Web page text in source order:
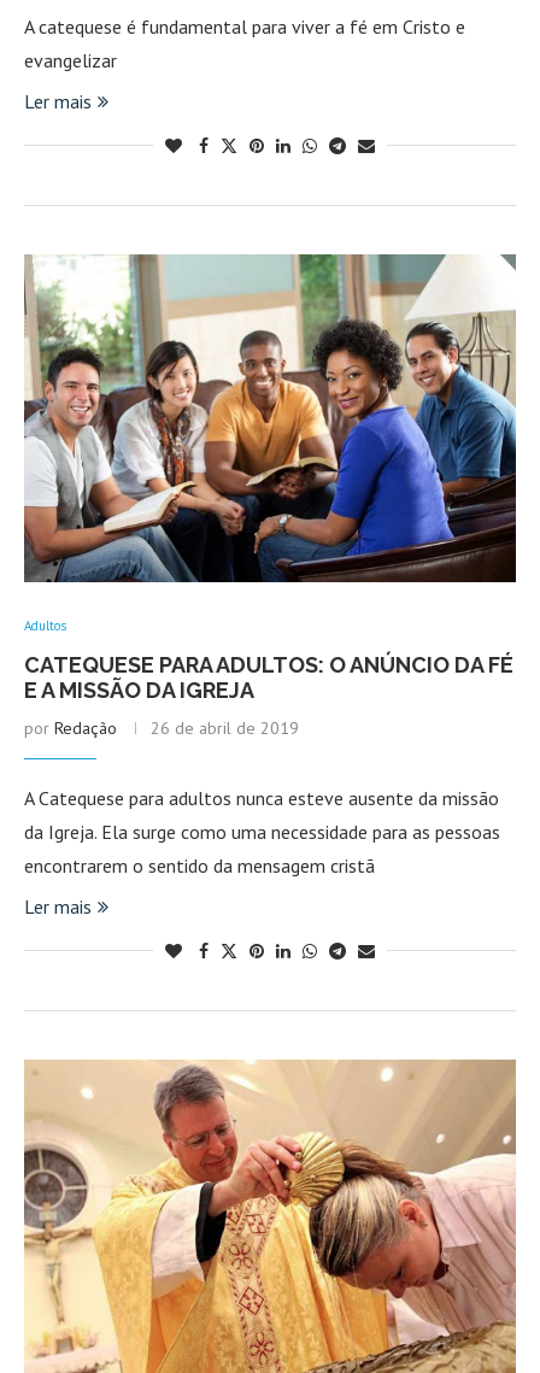
A catequese é fundamental para viver a fé em Cristo e
evangelizar
Ler mais
Adultos
CATEQUESE PARA ADULTOS: O ANÚNCIO DA FÉ
E A MISSÃO DA IGREJA
por Redação 26 de abril de 2019
A Catequese para adultos nunca esteve ausente da missão
da Igreja. Ela surge como uma necessidade para as pessoas
encontrarem o sentido da mensagem cristã
Ler mais